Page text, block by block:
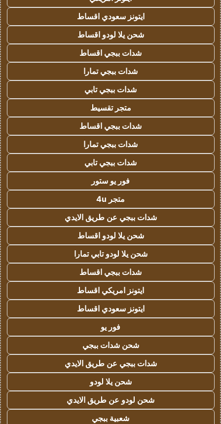
ايتونز سعودي اقساط
شحن يلا لودو اقساط
شدات ببجي اقساط
شدات ببجي تمارا
شدات ببجي تابي
متجر تقسيط
شدات ببجي اقساط
شدات ببجي تمارا
شدات ببجي تابي
فور يو ستور
متجر 4u
شدات ببجي عن طريق الايدي
شحن يلا لودو اقساط
شحن يلا لودو تابي تمارا
شدات ببجي اقساط
ايتونز امريكي اقساط
ايتونز سعودي اقساط
فور يو
شحن شدات ببجي
شدات ببجي عن طريق الايدي
شحن يلا لودو
شحن لودو عن طريق الايدي
شعبية ببجي